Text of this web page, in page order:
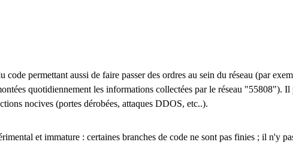
code permettant aussi de faire passer des ordres au sein du réseau (par
quotidiennement les informations collectées par le réseau "55808").
nocives (portes dérobées, attaques DDOS, etc..).
et immature : certaines branches de code ne sont pas finies ; il n'y